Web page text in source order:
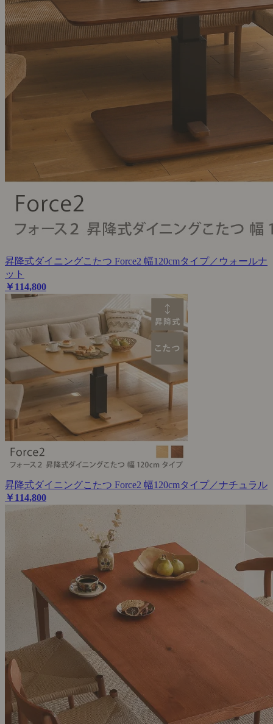
昇降式ダイニングこたつ Force2 幅120cmタイプ／ウォールナ
ット
￥114,800
昇降式ダイニングこたつ Force2 幅120cmタイプ／ナチュラル
￥114,800